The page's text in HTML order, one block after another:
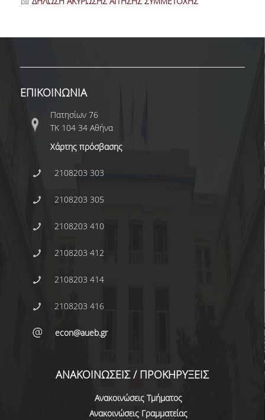
ΟΔΗΓΟΣ ΣΠΟΥΔΩΝ
ΜΑΘΗΜΑΤΑ ΕΛΕΥΘΕΡΗΣ ΕΠΙΛΟΓΗΣ ΑΠΟ
ΑΛΛΑ ΤΜΗΜΑΤΑ
ΔΗΛΩΣΕΙΣ ΜΑΘΗΜΑΤΩΝ
ΠΡΟΓΡΑΜΜΑ ERASMUS+
ΠΡΑΚΤΙΚΗ ΑΣΚΗΣΗ
ΧΕΙΡΙΣΜΟΥ Η.Υ.
ΔΙΚΑΙΩΜΑ ΓΙΑ ΠΡΟΦΟΡΙΚΗ ΕΞΕΤΑΣΗ
ΠΡΟΓΡΑΜΜΑ ΣΠΟΥΔΩΝ ΣΤΙΣ ΕΠΙΣΤΗΜΕΣ
ΤΗΣ ΑΓΩΓΗΣ ΚΑΙ ΤΗΣ ΕΚΠΑΙΔΕΥΣΗΣ
ΕΠΙΚΟΙΝΩΝΙΑ
Πατησίων 76
ΤΚ 104 34 Αθήνα
Χάρτης πρόσβασης
2108203 303
2108203 305
2108203 410
2108203 412
2108203 414
2108203 416
econ@aueb.gr
ΑΝΑΚΟΙΝΩΣΕΙΣ / ΠΡΟΚΗΡΥΞΕΙΣ
Ανακοινώσεις Τμήματος
Ανακοινώσεις Γραμματείας